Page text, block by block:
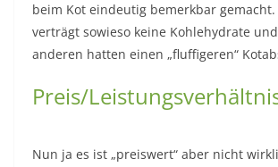
beim Kot eindeutig bemerkbar gemacht.
verträgt sowieso keine Kohlehydrate
anderen hatten einen „fluffigeren“
Preis/
Nun ja es ist „preiswert“ aber nicht